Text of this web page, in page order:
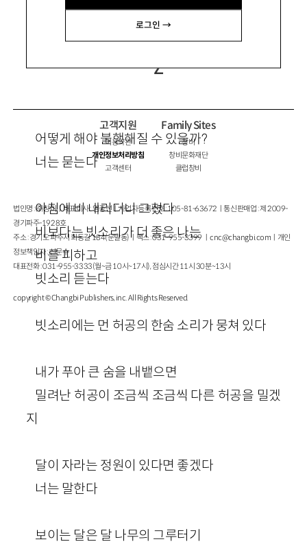
로그인 →
Z
어떻게 해야 불행해질 수 있을까?
너는 묻는다
아침에 비 내리더니 그쳤다
비보다는 빗소리가 더 좋은 나는
비를 피하고
빗소리 듣는다
빗소리에는 먼 허공의 한숨 소리가 뭉쳐 있다
내가 푸아 큰 숨을 내뱉으면
밀려난 허공이 조금씩 조금씩 다른 허공을 밀겠
지
달이 자라는 정원이 있다면 좋겠다
너는 말한다
보이는 달은 달 나무의 그루터기
고객지원
이용약관
개인정보처리방침
고객센터
Family Sites
창비
창비문화재단
클럽창비
법인명 : ㈜창비ㅣ대표이사 : 염종선ㅣ사업자등록번호 : 105-81-63672ㅣ통신판매업 : 제 2009-
경기파주-1928호
주소 : 경기도 파주시 회동길 184(문발동)ㅣ팩스 : 031-955-3399 ㅣcnc@changbi.com ㅣ개인
정보책임자 : 신문수
대표전화 : 031-955-3333(월~금 10시~17시), 점심시간 11시 30분~13시
copyright © Changbi Publishers, inc. All Rights Reserved.